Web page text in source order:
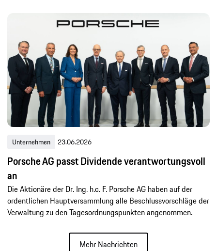
Unternehmen 23.06.2026
Porsche AG passt Dividende verantwortungsvoll
an
Die Aktionäre der Dr. Ing. h.c. F. Porsche AG haben auf der
ordentlichen Hauptversammlung alle Beschlussvorschläge der
Verwaltung zu den Tagesordnungspunkten angenommen.
Mehr Nachrichten